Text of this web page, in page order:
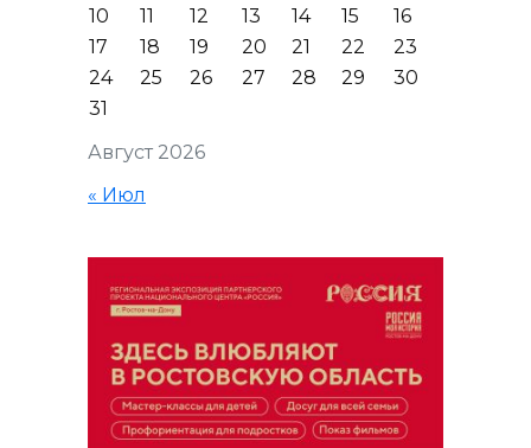
Август 2026
10
11 12 13 14 15
16
17
18 19 20 21 22
23
24
25 26 27 28 29
30
31
« Июл